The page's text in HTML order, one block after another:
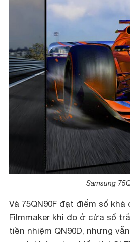
Samsung
Và 75QN90F đạt điểm số
Filmmaker khi đo ở cửa sổ
tiền nhiệm QN90D, nhưng